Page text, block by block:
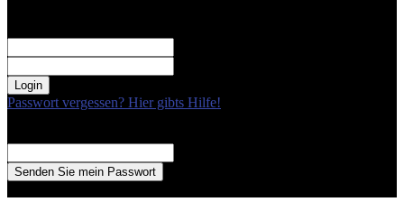
Passwort vergessen? Hier gibts Hilfe!